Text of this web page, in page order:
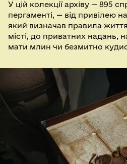
У цій колекції архіву — 895
пергаменті, — від привілею
який визначав правила
місті, до приватних надань,
мати млин чи безмитно